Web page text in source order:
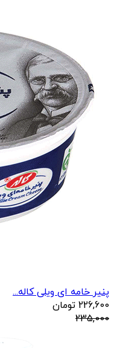
پنیر خامه ای ویلی کاله...
226,600 تومان
235,000